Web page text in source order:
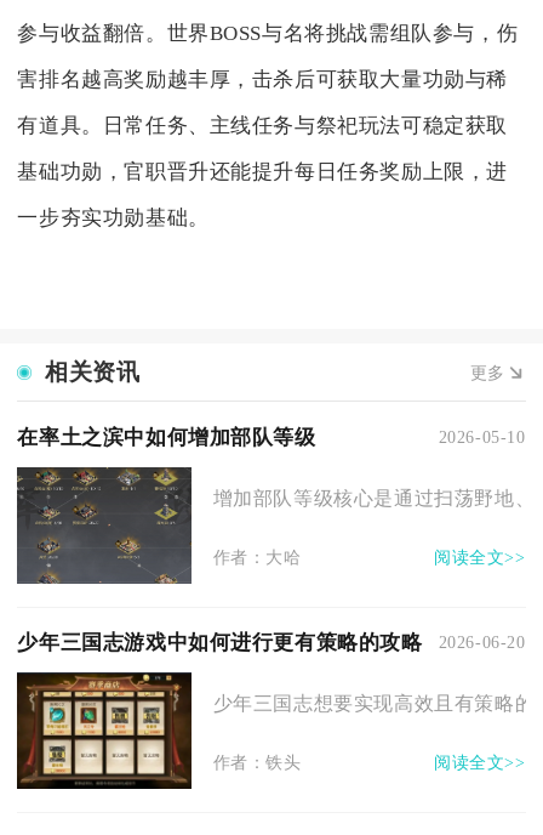
参与收益翻倍。世界BOSS与名将挑战需组队参与，伤
害排名越高奖励越丰厚，击杀后可获取大量功勋与稀
有道具。日常任务、主线任务与祭祀玩法可稳定获取
基础功勋，官职晋升还能提升每日任务奖励上限，进
一步夯实功勋基础。
相关资讯 更多
在率土之滨中如何增加部队等级 2026-05-10
增加部队等级核心是通过扫荡野地、
作者：大哈 阅读全文>>
少年三国志游戏中如何进行更有策略的攻略 2026-06-20
少年三国志想要实现高效且有策略
作者：铁头 阅读全文>>